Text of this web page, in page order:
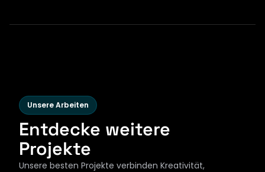
Unsere Arbeiten
Entdecke weitere
Projekte
Unsere besten Projekte verbinden Kreativität,